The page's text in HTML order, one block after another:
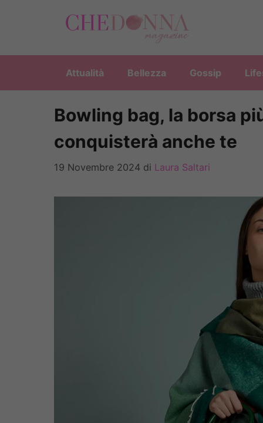
Attualità Bellezza Gossip
Bowling bag, la borsa
conquisterà anche te
19 Novembre 2024 di Laura Saltari